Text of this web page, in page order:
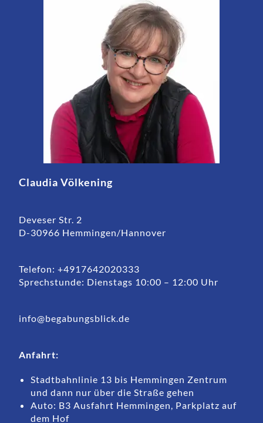
Claudia Völkening
Deveser Str. 2
D-30966 Hemmingen/Hannover
Telefon: +4917642020333
Sprechstunde: Dienstags 10:00 – 12:00 Uhr
info@begabungsblick.de
Anfahrt:
Stadtbahnlinie 13 bis Hemmingen Zentrum
und dann nur über die Straße gehen
Auto: B3 Ausfahrt Hemmingen, Parkplatz auf
dem Hof